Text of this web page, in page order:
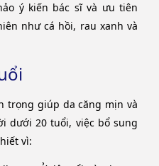
ý kiến bác sĩ và ưu tiên
như cá hồi, rau xanh và
trọng giúp da căng mịn và
dưới 20 tuổi, việc bổ sung
vì: